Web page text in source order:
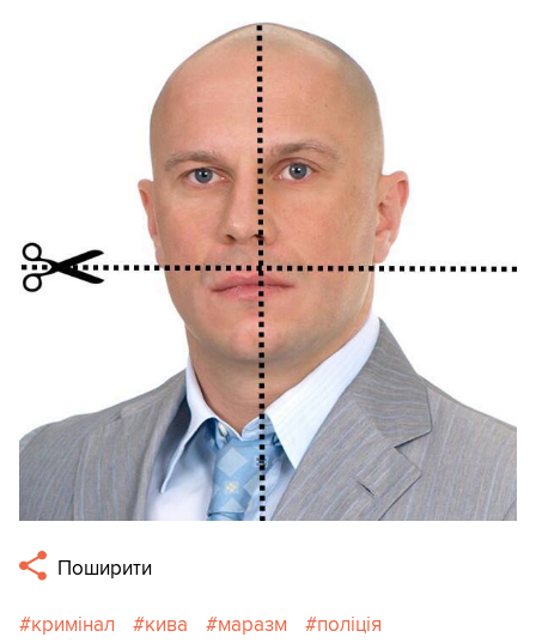
Поширити
кримінал кива маразм поліція